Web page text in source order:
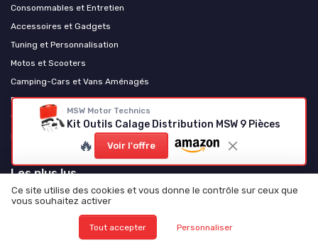
MSW Motor Technics
Kit Outils Calage Distribution MSW 9 Pièces
🔥 Voir l'offre
Consommables et Entretien
Accessoires et Gadgets
Tuning et Personnalisation
Motos et Scooters
Camping-Cars et Vans Aménagés
Poids Lourds et Utilitaires
Véhicules Électriques
Levage et équipement d'atelier
Les plus lus
Comprendre le schéma de la boîte à fusibles du Citroën Berlingo
Comprendre la liste des fusibles pour votre Peugeot 208
Comprendre le schéma des fusibles pour la Clio 3
Ce site utilise des cookies et vous donne le contrôle sur ceux que
vous souhaitez activer
Tout accepter Personnaliser